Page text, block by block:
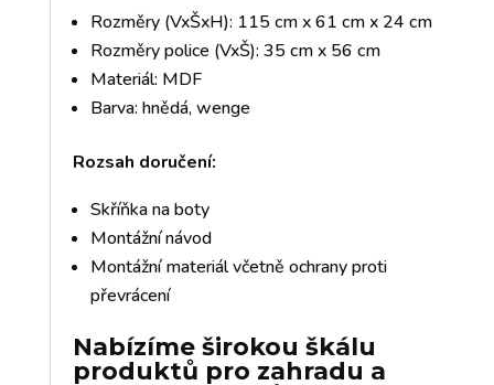
Rozměry (VxŠxH): 115 cm x 61 cm x 24 cm
Rozměry police (VxŠ): 35 cm x 56 cm
Materiál: MDF
Barva: hnědá, wenge
Rozsah doručení:
Skříňka na boty
Montážní návod
Montážní materiál včetně ochrany proti
převrácení
Nabízíme širokou škálu
produktů pro zahradu a